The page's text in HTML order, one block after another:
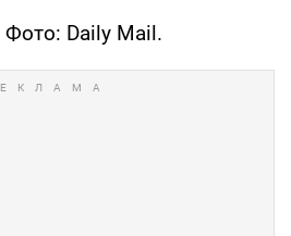
Daily Mail.